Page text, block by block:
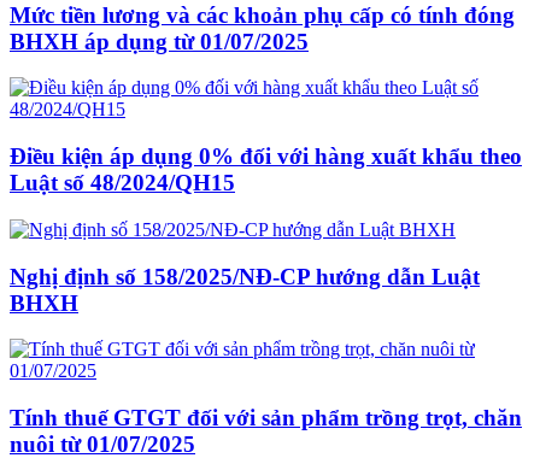
Mức tiền lương và các khoản phụ cấp có tính đóng
BHXH áp dụng từ 01/07/2025
Điều kiện áp dụng 0% đối với hàng xuất khẩu theo
Luật số 48/2024/QH15
Nghị định số 158/2025/NĐ-CP hướng dẫn Luật
BHXH
Tính thuế GTGT đối với sản phẩm trồng trọt, chăn
nuôi từ 01/07/2025